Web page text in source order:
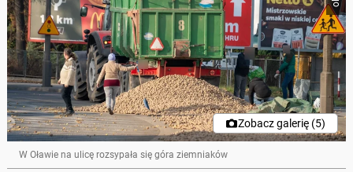
Zobacz galerię (5)
W Oławie na ulicę rozsypała się góra ziemniaków